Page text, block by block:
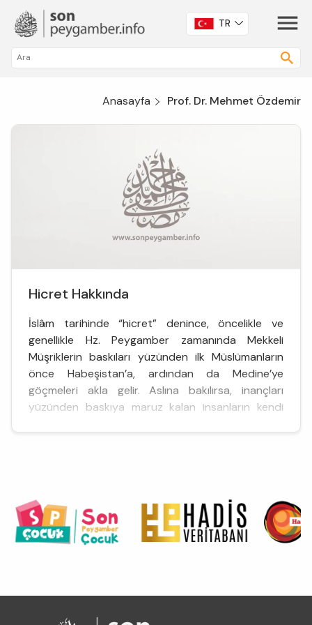
TR
Anasayfa Prof. Dr. Mehmet Özdemir
Hicret Hakkında
İslâm tarihinde “hicret” denince, öncelikle ve
genellikle Hz. Peygamber zamanında Mekkeli
Müşriklerin baskıları yüzünden ilk Müslümanların
önce Habeşistan’a, ardından da Medine’ye
göçmeleri akla gelir. Aslına bakılırsa, inançları
yüzünden baskıya maruz kalan insanların kendi